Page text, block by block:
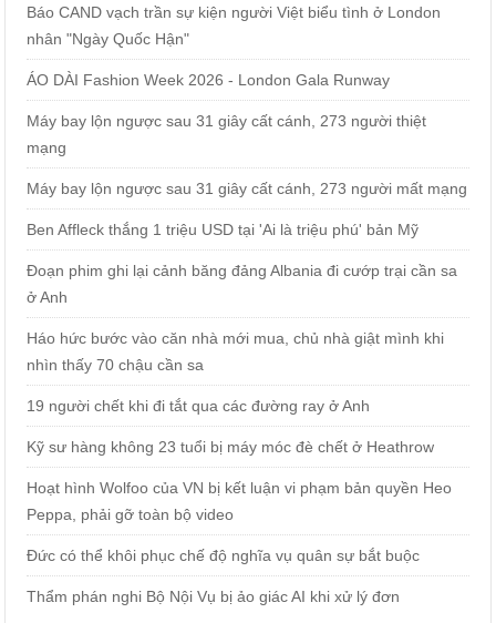
Báo CAND vạch trần sự kiện người Việt biểu tình ở London
nhân "Ngày Quốc Hận"
ÁO DÀI Fashion Week 2026 - London Gala Runway
Máy bay lộn ngược sau 31 giây cất cánh, 273 người thiệt
mạng
Máy bay lộn ngược sau 31 giây cất cánh, 273 người mất mạng
Ben Affleck thắng 1 triệu USD tại 'Ai là triệu phú' bản Mỹ
Đoạn phim ghi lại cảnh băng đảng Albania đi cướp trại cần sa
ở Anh
Háo hức bước vào căn nhà mới mua, chủ nhà giật mình khi
nhìn thấy 70 chậu cần sa
19 người chết khi đi tắt qua các đường ray ở Anh
Kỹ sư hàng không 23 tuổi bị máy móc đè chết ở Heathrow
Hoạt hình Wolfoo của VN bị kết luận vi phạm bản quyền Heo
Peppa, phải gỡ toàn bộ video
Đức có thể khôi phục chế độ nghĩa vụ quân sự bắt buộc
Thẩm phán nghi Bộ Nội Vụ bị ảo giác AI khi xử lý đơn